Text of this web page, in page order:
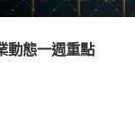
動態一週重點